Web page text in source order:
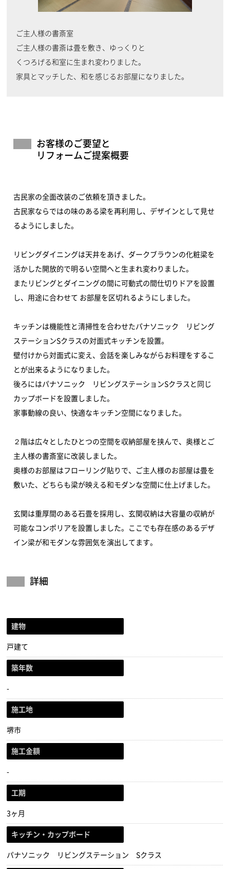
ご主人様の書斎室
ご主人様の書斎は畳を敷き、ゆっくりと
くつろげる和室に生まれ変わりました。
家具とマッチした、和を感じるお部屋になりました。
お客様のご要望と
リフォームご提案概要
古民家の全面改装のご依頼を頂きました。
古民家ならではの味のある梁を再利用し、デザインとして見せ
るようにしました。
リビングダイニングは天井をあげ、ダークブラウンの化粧梁を
活かした開放的で明るい空間へと生まれ変わりました。
またリビングとダイニングの間に可動式の間仕切りドアを設置
し、用途に合わせて お部屋を区切れるようにしました。
キッチンは機能性と清掃性を合わせたパナソニック リビング
ステーションSクラスの対面式キッチンを設置。
壁付けから対面式に変え、会話を楽しみながらお料理をするこ
とが出来るようになりました。
後ろにはパナソニック リビングステーションSクラスと同じ
カップボードを設置しました。
家事動線の良い、快適なキッチン空間になりました。
２階は広々としたひとつの空間を収納部屋を挟んで、奥様とご
主人様の書斎室に改装しました。
奥様のお部屋はフローリング貼りで、ご主人様のお部屋は畳を
敷いた、どちらも梁が映える和モダンな空間に仕上げました。
玄関は重厚間のある石畳を採用し、玄関収納は大容量の収納が
可能なコンポリアを設置しました。ここでも存在感のあるデザ
イン梁が和モダンな雰囲気を演出してます。
詳細
建物
戸建て
築年数
-
施工地
堺市
施工金額
-
工期
3ヶ月
キッチン・カップボード
パナソニック リビングステーション Sクラス